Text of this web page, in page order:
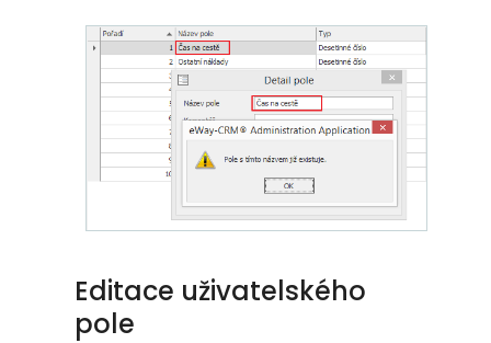
Editace uživatelského
pole